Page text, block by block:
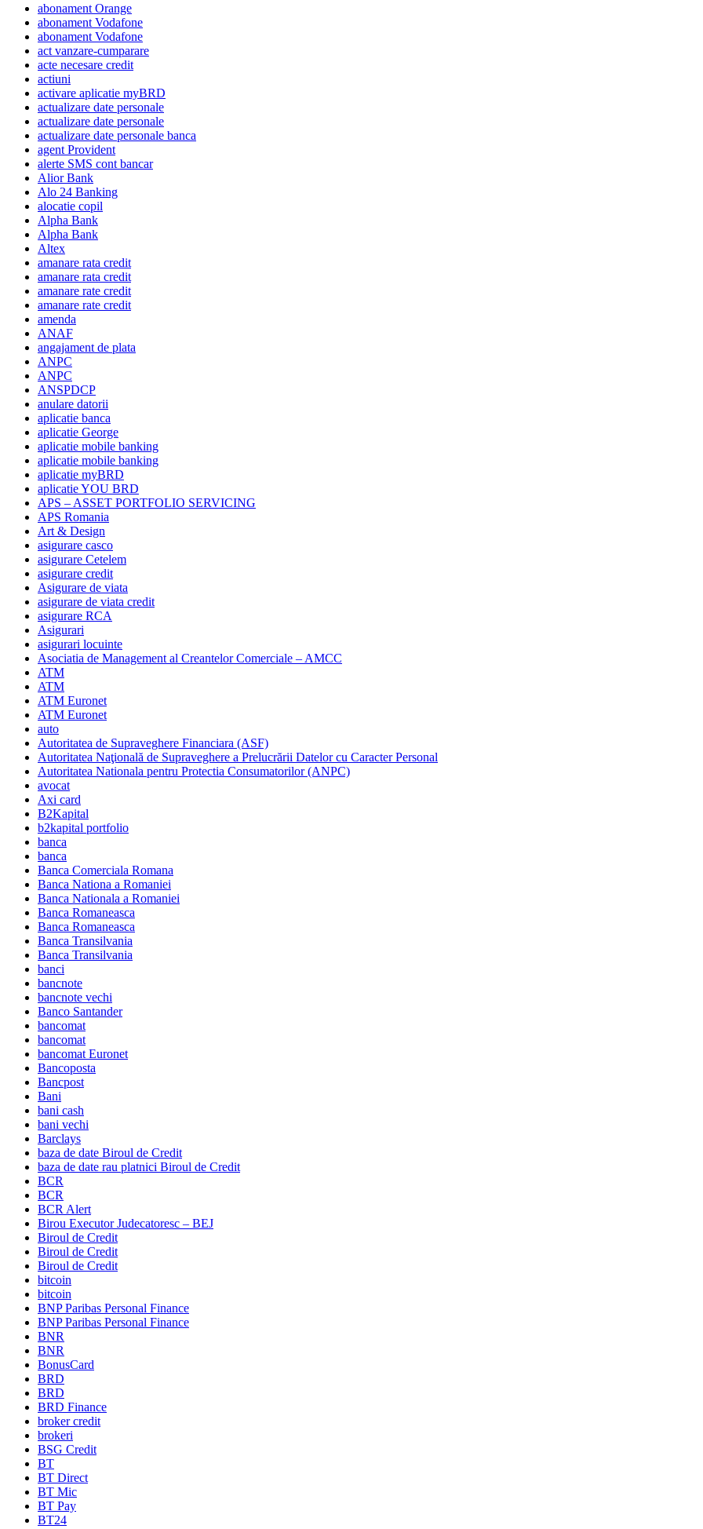
abonament Orange
abonament Vodafone
abonament Vodafone
act vanzare-cumparare
acte necesare credit
actiuni
activare aplicatie myBRD
actualizare date personale
actualizare date personale
actualizare date personale banca
agent Provident
alerte SMS cont bancar
Alior Bank
Alo 24 Banking
alocatie copil
Alpha Bank
Alpha Bank
Altex
amanare rata credit
amanare rata credit
amanare rate credit
amanare rate credit
amenda
ANAF
angajament de plata
ANPC
ANPC
ANSPDCP
anulare datorii
aplicatie banca
aplicatie George
aplicatie mobile banking
aplicatie mobile banking
aplicatie myBRD
aplicatie YOU BRD
APS – ASSET PORTFOLIO SERVICING
APS Romania
Art & Design
asigurare casco
asigurare Cetelem
asigurare credit
Asigurare de viata
asigurare de viata credit
asigurare RCA
Asigurari
asigurari locuinte
Asociatia de Management al Creantelor Comerciale – AMCC
ATM
ATM
ATM Euronet
ATM Euronet
auto
Autoritatea de Supraveghere Financiara (ASF)
Autoritatea Naţională de Supraveghere a Prelucrării Datelor cu Caracter Personal
Autoritatea Nationala pentru Protectia Consumatorilor (ANPC)
avocat
Axi card
B2Kapital
b2kapital portfolio
banca
banca
Banca Comerciala Romana
Banca Nationa a Romaniei
Banca Nationala a Romaniei
Banca Romaneasca
Banca Romaneasca
Banca Transilvania
Banca Transilvania
banci
bancnote
bancnote vechi
Banco Santander
bancomat
bancomat
bancomat Euronet
Bancoposta
Bancpost
Bani
bani cash
bani vechi
Barclays
baza de date Biroul de Credit
baza de date rau platnici Biroul de Credit
BCR
BCR
BCR Alert
Birou Executor Judecatoresc – BEJ
Biroul de Credit
Biroul de Credit
Biroul de Credit
bitcoin
bitcoin
BNP Paribas Personal Finance
BNP Paribas Personal Finance
BNR
BNR
BonusCard
BRD
BRD
BRD Finance
broker credit
brokeri
BSG Credit
BT
BT Direct
BT Mic
BT Pay
BT24